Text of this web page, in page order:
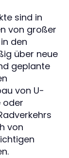
sind in
von großer
den
über neue
geplante
von U-
oder
von